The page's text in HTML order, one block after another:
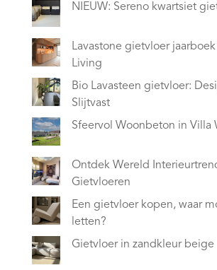
NIEUW: Sereno kwartsiet
Lavastone gietvloer
Living
Bio Lavasteen gietvloer:
Slijtvast
Sfeervol Woonbeton in Villa
Ontdek Wereld
Gietvloeren
Een gietvloer kopen, waar
letten?
Gietvloer in zandkleur beige